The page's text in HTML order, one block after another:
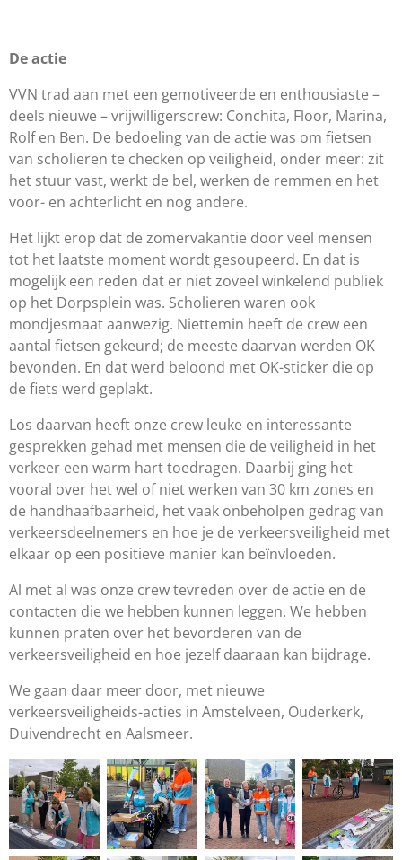
De actie
VVN trad aan met een gemotiveerde en enthousiaste –
deels nieuwe – vrijwilligerscrew: Conchita, Floor, Marina,
Rolf en Ben. De bedoeling van de actie was om fietsen
van scholieren te checken op veiligheid, onder meer: zit
het stuur vast, werkt de bel, werken de remmen en het
voor- en achterlicht en nog andere.
Het lijkt erop dat de zomervakantie door veel mensen
tot het laatste moment wordt gesoupeerd. En dat is
mogelijk een reden dat er niet zoveel winkelend publiek
op het Dorpsplein was. Scholieren waren ook
mondjesmaat aanwezig. Niettemin heeft de crew een
aantal fietsen gekeurd; de meeste daarvan werden OK
bevonden. En dat werd beloond met OK-sticker die op
de fiets werd geplakt.
Los daarvan heeft onze crew leuke en interessante
gesprekken gehad met mensen die de veiligheid in het
verkeer een warm hart toedragen. Daarbij ging het
vooral over het wel of niet werken van 30 km zones en
de handhaafbaarheid, het vaak onbeholpen gedrag van
verkeersdeelnemers en hoe je de verkeersveiligheid met
elkaar op een positieve manier kan beïnvloeden.
Al met al was onze crew tevreden over de actie en de
contacten die we hebben kunnen leggen. We hebben
kunnen praten over het bevorderen van de
verkeersveiligheid en hoe jezelf daaraan kan bijdrage.
We gaan daar meer door, met nieuwe
verkeersveiligheids-acties in Amstelveen, Ouderkerk,
Duivendrecht en Aalsmeer.